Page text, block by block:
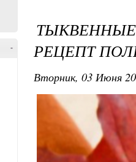
-
РЕЦЕПТ
Вторник, 03 Июня